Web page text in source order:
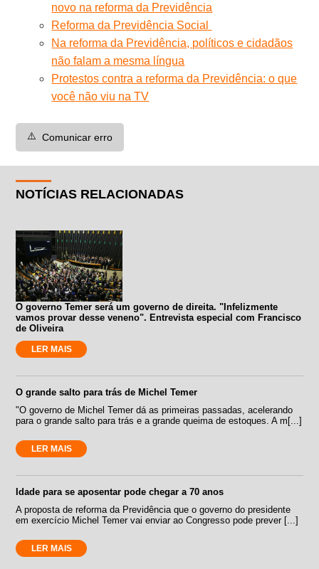
novo na reforma da Previdência
Reforma da Previdência Social
Na reforma da Previdência, políticos e cidadãos
não falam a mesma língua
Protestos contra a reforma da Previdência: o que
você não viu na TV
⚠️ Comunicar erro
NOTÍCIAS RELACIONADAS
O governo Temer será um governo de direita. "Infelizmente
vamos provar desse veneno". Entrevista especial com Francisco
de Oliveira
LER MAIS
O grande salto para trás de Michel Temer
"O governo de Michel Temer dá as primeiras passadas, acelerando
para o grande salto para trás e a grande queima de estoques. A m[...]
LER MAIS
Idade para se aposentar pode chegar a 70 anos
A proposta de reforma da Previdência que o governo do presidente
em exercício Michel Temer vai enviar ao Congresso pode prever [...]
LER MAIS